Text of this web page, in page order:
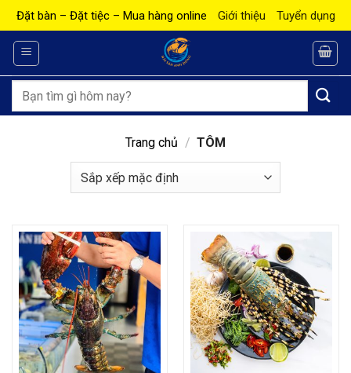
qua
nội
dung
Đặt bàn – Đặt tiệc – Mua hàng online Giới thiệu Tuyển dụng
Tìm
kiếm:
Trang chủ / TÔM